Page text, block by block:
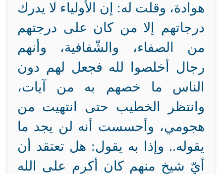
هوادة، وقلت له: إن الأولياء لا يدرك
درجاتهم إلا من كان على درجتهم
من الصفاء، والشّفافية، وأنهم
رجال أخلصوا لله فجعل لهم دون
الناس ما خصهم به من آيات،
وانتظر الخطيب حتى انتهيت من
هجومي، وأحسست أنه لن يجد ما
يقوله.. وإذا به يقول: هل تعتقد أن
أيّ شيخ منهم كان أكرم على الله